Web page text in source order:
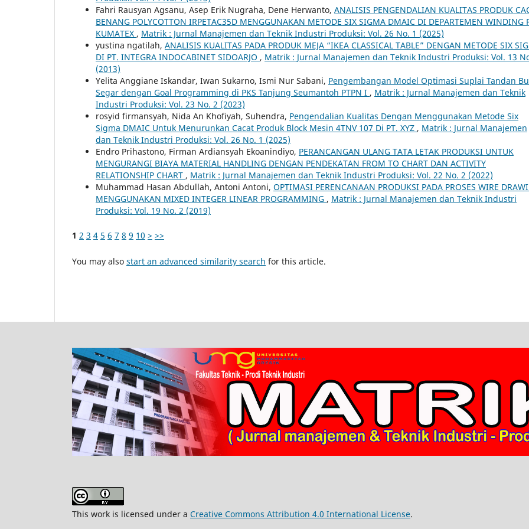
Fahri Rausyan Agsanu, Asep Erik Nugraha, Dene Herwanto, ANALISIS PENGENDALIAN KUALITAS PRODUK
BENANG POLYCOTTON IRPETAC35D MENGGUNAKAN METODE SIX SIGMA DMAIC DI DEPARTEMEN WINDING
KUMATEX , Matrik : Jurnal Manajemen dan Teknik Industri Produksi: Vol. 26 No. 1 (2025)
yustina ngatilah, ANALISIS KUALITAS PADA PRODUK MEJA “IKEA CLASSICAL TABLE” DENGAN METODE SIX
DI PT. INTEGRA INDOCABINET SIDOARJO , Matrik : Jurnal Manajemen dan Teknik Industri Produksi: Vol. 13
(2013)
Yelita Anggiane Iskandar, Iwan Sukarno, Ismi Nur Sabani, Pengembangan Model Optimasi Suplai Tandan
Segar dengan Goal Programming di PKS Tanjung Seumantoh PTPN I , Matrik : Jurnal Manajemen dan Teknik
Industri Produksi: Vol. 23 No. 2 (2023)
rosyid firmansyah, Nida An Khofiyah, Suhendra, Pengendalian Kualitas Dengan Menggunakan Metode Six
Sigma DMAIC Untuk Menurunkan Cacat Produk Block Mesin 4TNV 107 Di PT. XYZ , Matrik : Jurnal Manajemen
dan Teknik Industri Produksi: Vol. 26 No. 1 (2025)
Endro Prihastono, Firman Ardiansyah Ekoanindiyo, PERANCANGAN ULANG TATA LETAK PRODUKSI UNTUK
MENGURANGI BIAYA MATERIAL HANDLING DENGAN PENDEKATAN FROM TO CHART DAN ACTIVITY
RELATIONSHIP CHART , Matrik : Jurnal Manajemen dan Teknik Industri Produksi: Vol. 22 No. 2 (2022)
Muhammad Hasan Abdullah, Antoni Antoni, OPTIMASI PERENCANAAN PRODUKSI PADA PROSES WIRE
MENGGUNAKAN MIXED INTEGER LINEAR PROGRAMMING , Matrik : Jurnal Manajemen dan Teknik Industri
Produksi: Vol. 19 No. 2 (2019)
1 2 3 4 5 6 7 8 9 10 > >>
You may also start an advanced similarity search for this article.
This work is licensed under a Creative Commons Attribution 4.0 International License.